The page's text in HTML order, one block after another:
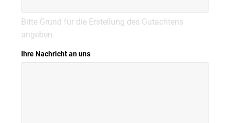
Bitte Grund für die Erstellung des Gutachtens
angeben
Ihre Nachricht an uns